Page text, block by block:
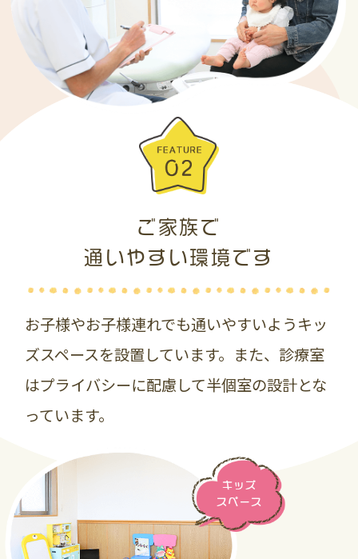
ご家族で
通いやすい環境です
お子様やお子様連れでも通いやすいようキッ
ズスペースを設置しています。また、診療室
はプライバシーに配慮して半個室の設計とな
っています。